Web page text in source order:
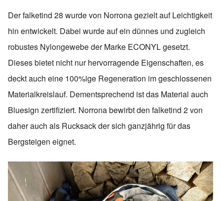
Der falketind 28 wurde von Norrona gezielt auf Leichtigkeit
hin entwickelt. Dabei wurde auf ein dünnes und zugleich
robustes Nylongewebe der Marke ECONYL gesetzt.
Dieses bietet nicht nur hervorragende Eigenschaften, es
deckt auch eine 100%ige Regeneration im geschlossenen
Materialkreislauf. Dementsprechend ist das Material auch
Bluesign zertifiziert. Norrona bewirbt den falketind 2 von
daher auch als Rucksack der sich ganzjährig für das
Bergsteigen eignet.